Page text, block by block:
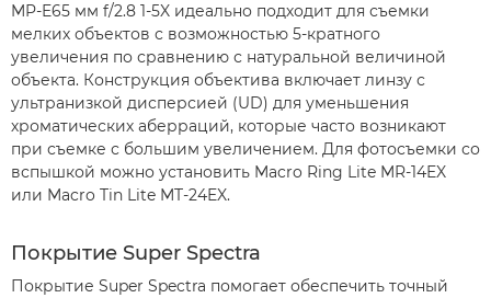
MP-E65 мм f/2.8 1-5X идеально подходит для съемки
мелких объектов с возможностью 5-кратного
увеличения по сравнению с натуральной величиной
объекта. Конструкция объектива включает линзу с
ультранизкой дисперсией (UD) для уменьшения
хроматических аберраций, которые часто возникают
при съемке с большим увеличением. Для фотосъемки со
вспышкой можно установить Macro Ring Lite MR-14EX
или Macro Tin Lite MT-24EX.
Покрытие Super Spectra
Покрытие Super Spectra помогает обеспечить точный